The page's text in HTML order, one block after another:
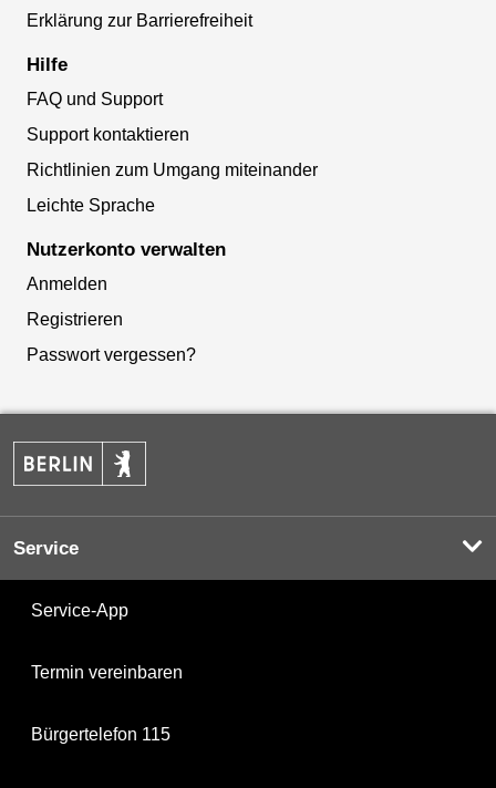
Erklärung zur Barrierefreiheit
Hilfe
FAQ und Support
Support kontaktieren
Richtlinien zum Umgang miteinander
Leichte Sprache
Nutzerkonto verwalten
Anmelden
Registrieren
Passwort vergessen?
Service
Service-App
Termin vereinbaren
Bürgertelefon 115